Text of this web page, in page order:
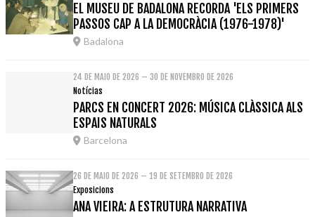
EL MUSEU DE BADALONA RECORDA 'ELS PRIMERS
PASSOS CAP A LA DEMOCRÀCIA (1976-1978)'
Badalona
24 DE MAIO DE 2026 – 30 DE NOVEMBRO DE 2026
Notícias
PARCS EN CONCERT 2026: MÚSICA CLÀSSICA ALS
ESPAIS NATURALS
Barcelona
26 DE MAIO DE 2026 – 19 DE SETEMBRO DE 2026
Exposicions
ANA VIEIRA: A ESTRUTURA NARRATIVA